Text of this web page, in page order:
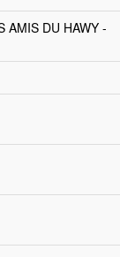
AMIS DU HAWY -